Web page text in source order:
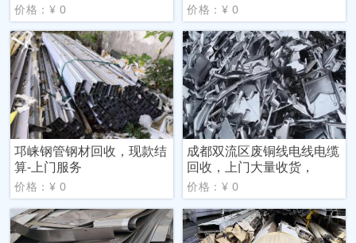
价格：¥ 0 价格：¥ 0
邛崃钢管钢材回收，现款结
算-上门服务
价格：¥ 0
成都双流区废铜线电线电缆
回收，上门大量收货，
价格：¥ 0